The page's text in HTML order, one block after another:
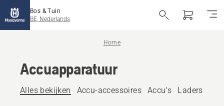
Bos & Tuin
BE, Nederlands
Home
Accuapparatuur
Alles bekijken Accu-accessoires Accu's Laders